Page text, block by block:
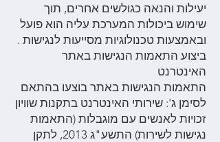
יעילות והנאה כגולשים אחרים, תוך
שימוש ביכולות המערכת עליה הוא פועל
ובאמצעות טכנולוגיות מסייעות לנגישות .
ביצוע התאמות הנגישות באתר
האינטרנט
התאמות הנגישות באתר בוצעו בהתאם
לסימן ג': שירותי האינטרנט בתקנות שוויון
זכויות לאנשים עם מוגבלות (התאמות
נגישות לשירות) התשע"ג 2013, לתקן